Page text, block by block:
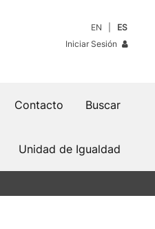
EN
ES
Iniciar Sesión
Buscar
Contacto
Unidad de Igualdad